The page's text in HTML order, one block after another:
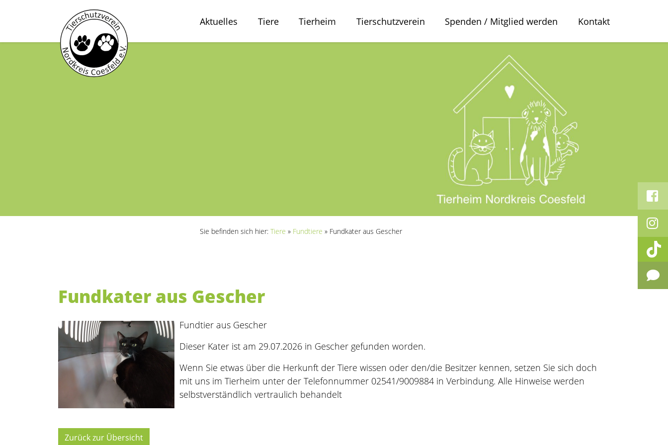
Aktuelles Tiere Tierheim Tierschutzverein Spenden / Mitglied werden Kontakt
Sie befinden sich hier: Tiere » Fundtiere » Fundkater aus Gescher
Fundkater aus Gescher
Fundtier aus Gescher
Dieser Kater ist am 29.07.2026 in Gescher gefunden worden.
Wenn Sie etwas über die Herkunft der Tiere wissen oder den/die Besitzer kennen, setzen Sie sich doch
mit uns im Tierheim unter der Telefonnummer 02541/9009884 in Verbindung. Alle Hinweise werden
selbstverständlich vertraulich behandelt
Zurück zur Übersicht